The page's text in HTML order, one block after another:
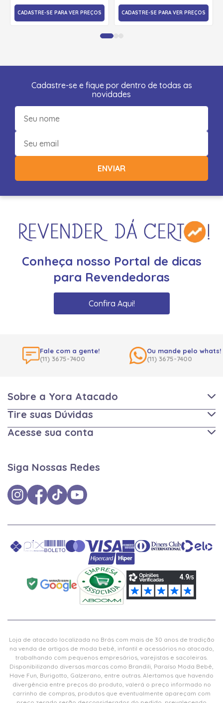
CADASTRE-SE PARA VER PREÇOS CADASTRE-SE PARA VER PREÇOS
Cadastre-se e fique por dentro de todas as
novidades
ENVIAR
Conheça nosso Portal de dicas
para Revendedoras
Confira Aqui!
Fale com a gente!
(11) 3675-7400
Ou mande pelo whats!
(11) 3675-7400
Sobre a Yora Atacado
Tire suas Dúvidas
Acesse sua conta
Siga Nossas Redes
Loja de atacado localizada no Brás com mais de 30 anos de tradição
na venda de artigos de moda bebê, infantil e acessórios no atacado,
trabalhando com pequenos empresários, varejistas e sacoleiras.
Disponibilizando diversas marcas como Brandili, Paraíso Moda Bebê,
Have Fun, Burigotto, Galzerano, entre outras. Alertamos que havendo
divergência entre preços do produto, valerá o preço informado no
carrinho de compras, produtos que eventualmente apareçam com